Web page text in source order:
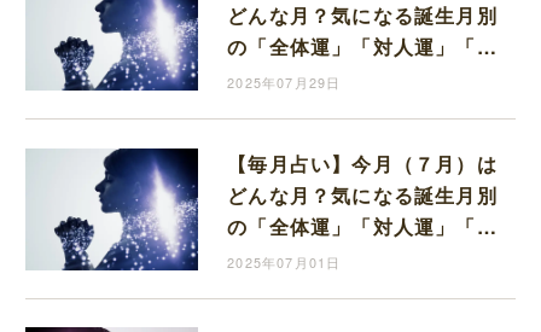
どんな月？気になる誕生月別
の「全体運」「対人運」「金
運」お教えします
2025年07月29日
【毎月占い】今月（７月）は
どんな月？気になる誕生月別
の「全体運」「対人運」「金
運」お教えします
2025年07月01日